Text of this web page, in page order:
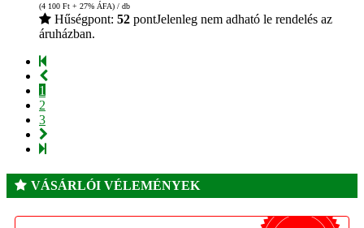
(4 100 Ft + 27% ÁFA) / db
Hűségpont: 52 pontJelenleg nem adható le rendelés az
áruházban.
1
2
3
VÁSÁRLÓI VÉLEMÉNYEK